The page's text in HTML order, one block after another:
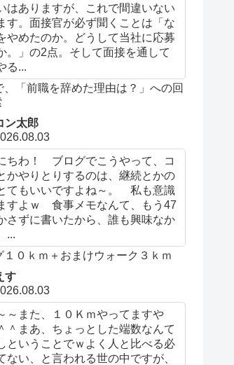
はありますが、これで間違いない
す。面接官が必ず聞くことは「な
やめたのか。どうして当社に応募
。」の2点。そして面接を通して
る...
、「前職を辞めた理由は？」への回
ン太郎
ちわ！ ブログでこうやって、コ
かやりとりするのは、継続とかの
てもいいですよね～。 私も意識
すよｗ 食事メモなんて、もう47
さずに書いたから、誰も興味なか
...
１０ｋｍ＋おまけウォーク３ｋｍ
す
～また、１０Ｋｍやってますや
まあ、ちょっとした端数なんて
ということでｗよく人と比べる必
ない、と言われる世の中ですが、